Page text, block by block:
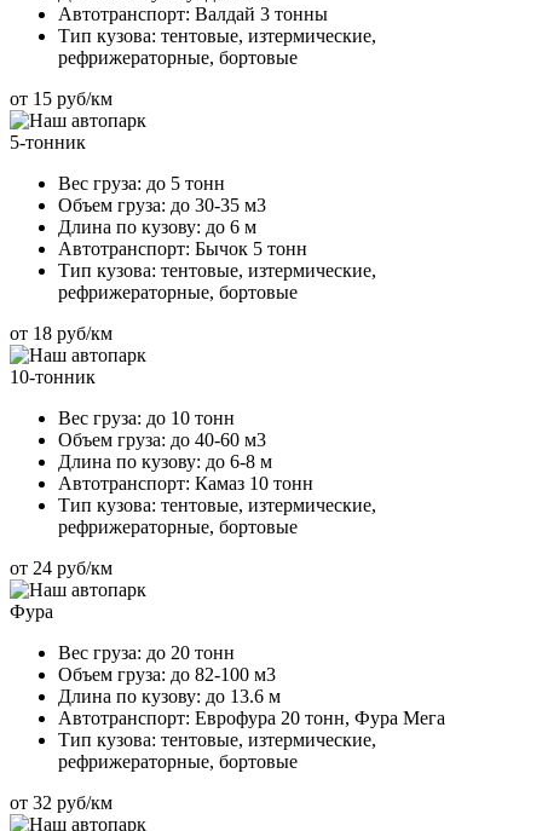
Автотранспорт: Валдай 3 тонны
Тип кузова: тентовые, изтермические,
рефрижераторные, бортовые
от 15 руб/км
5-тонник
Вес груза: до 5 тонн
Объем груза: до 30-35 м3
Длина по кузову: до 6 м
Автотранспорт: Бычок 5 тонн
Тип кузова: тентовые, изтермические,
рефрижераторные, бортовые
от 18 руб/км
10-тонник
Вес груза: до 10 тонн
Объем груза: до 40-60 м3
Длина по кузову: до 6-8 м
Автотранспорт: Камаз 10 тонн
Тип кузова: тентовые, изтермические,
рефрижераторные, бортовые
от 24 руб/км
Фура
Вес груза: до 20 тонн
Объем груза: до 82-100 м3
Длина по кузову: до 13.6 м
Автотранспорт: Еврофура 20 тонн, Фура Мега
Тип кузова: тентовые, изтермические,
рефрижераторные, бортовые
от 32 руб/км